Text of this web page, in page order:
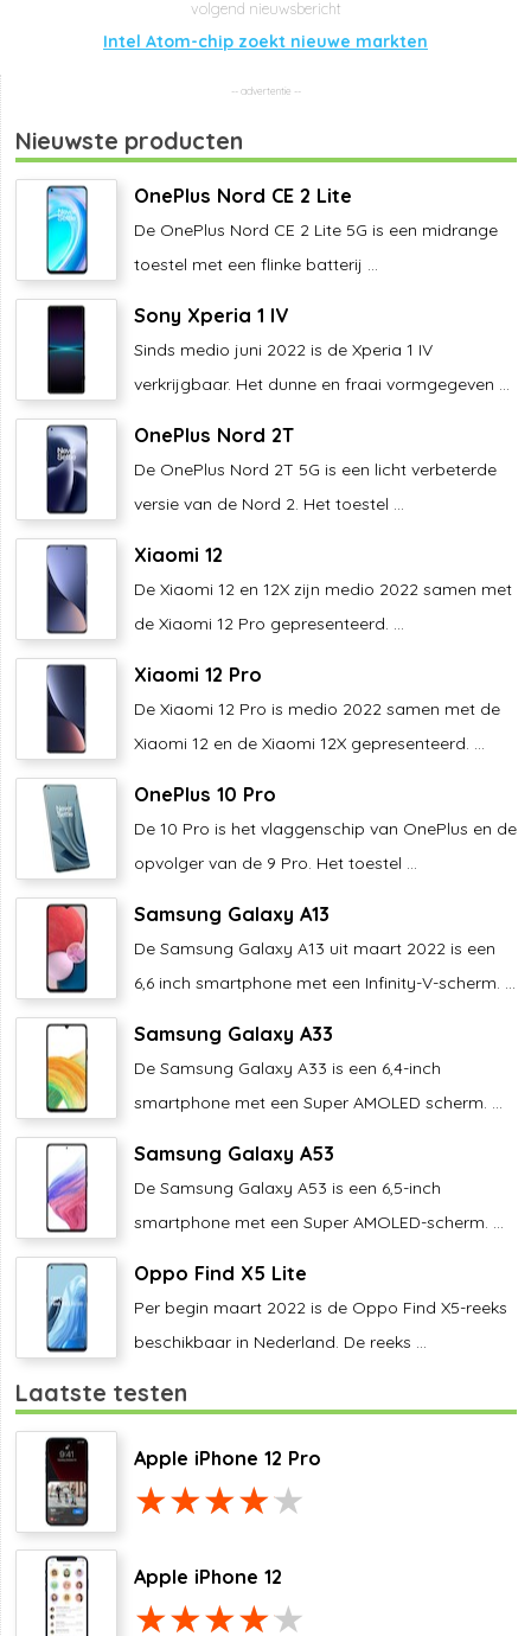
Intel Atom-chip zoekt nieuwe markten
Nieuwste producten
OnePlus Nord CE 2 Lite
De OnePlus Nord CE 2 Lite 5G is een midrange
toestel met een flinke batterij ...
Sony Xperia 1 IV
Sinds medio juni 2022 is de Xperia 1 IV
verkrijgbaar. Het dunne en fraai vormgegeven ...
OnePlus Nord 2T
De OnePlus Nord 2T 5G is een licht verbeterde
versie van de Nord 2. Het toestel ...
Xiaomi 12
De Xiaomi 12 en 12X zijn medio 2022 samen met
de Xiaomi 12 Pro gepresenteerd. ...
Xiaomi 12 Pro
De Xiaomi 12 Pro is medio 2022 samen met de
Xiaomi 12 en de Xiaomi 12X gepresenteerd. ...
OnePlus 10 Pro
De 10 Pro is het vlaggenschip van OnePlus en de
opvolger van de 9 Pro. Het toestel ...
Samsung Galaxy A13
De Samsung Galaxy A13 uit maart 2022 is een
6,6 inch smartphone met een Infinity-V-scherm. ...
Samsung Galaxy A33
De Samsung Galaxy A33 is een 6,4-inch
smartphone met een Super AMOLED scherm. ...
Samsung Galaxy A53
De Samsung Galaxy A53 is een 6,5-inch
smartphone met een Super AMOLED-scherm. ...
Oppo Find X5 Lite
Per begin maart 2022 is de Oppo Find X5-reeks
beschikbaar in Nederland. De reeks ...
Laatste testen
Apple iPhone 12 Pro
Apple iPhone 12